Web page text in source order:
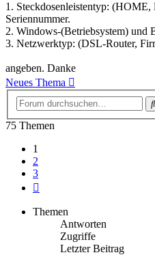
1. Steckdosenleistentyp:
Seriennummer.
2. Windows-(Betriebsystem) und
3. Netzwerktyp: (DSL-Router,
angeben. Danke
Neues Thema
75 Themen
1
2
3
Themen
Antworten
Zugriffe
Letzter Beitrag